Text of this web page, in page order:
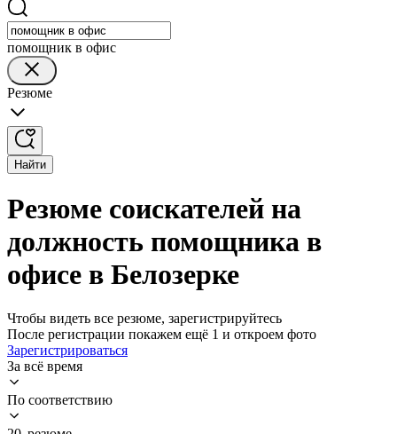
помощник в офис
Резюме
Найти
Резюме соискателей на
должность помощника в
офисе в Белозерке
Чтобы видеть все резюме, зарегистрируйтесь
После регистрации покажем ещё 1 и откроем фото
Зарегистрироваться
За всё время
По соответствию